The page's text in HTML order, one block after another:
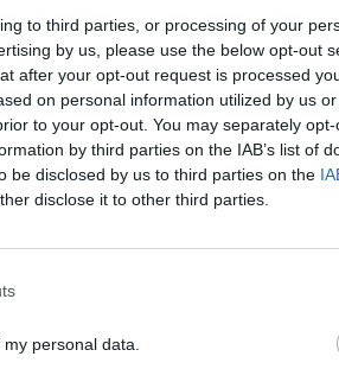
to third parties, or processing of your
by us, please use the below opt-out
after your opt-out request is processed
on personal information utilized by us
to your opt-out. You may separately
by third parties on the IAB’s list of
be disclosed by us to third parties on the
disclose it to other third parties.
personal data.
como España,
los mandamases
del Gobierno